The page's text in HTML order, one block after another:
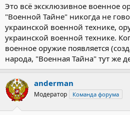
Это всё эксклюзивное военное
"Военной Тайне" никогда не
украинской военной технике,
украинской военной технике.
военное оружие появляется
народа, "Военная Тайна" тут же
anderman
Модератор Команда форума